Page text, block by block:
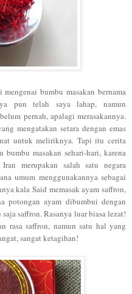
bumbu masakan bernama
pun telah saya lahap, namun
pernah, apalagi merasakannya.
mengatakan setara dengan emas
untuk meliriknya. Tapi itu cerita
bumbu masakan sehari-hari, karena
merupakan salah satu negara
umum menggunakannya sebagai
kala Said memasak ayam saffron,
potongan ayam dibumbui dengan
saffron. Rasanya luar biasa lezat!
rasa saffron, namun satu hal yang
sangat ketagihan!